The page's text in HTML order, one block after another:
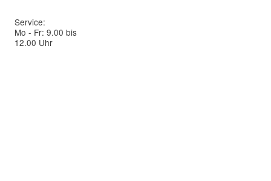
Service:
Mo - Fr: 9.00 bis
12.00 Uhr